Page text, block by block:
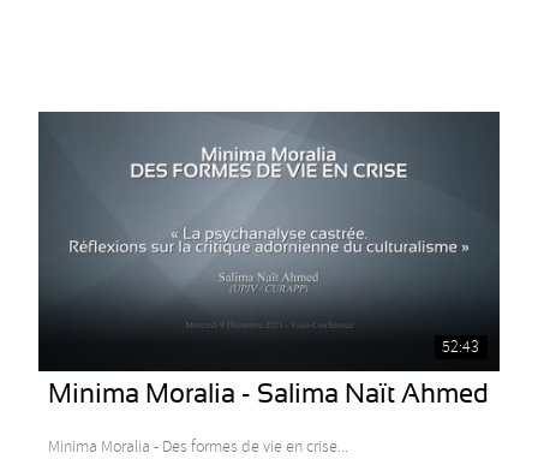
52:43
Minima Moralia - Salima Naït Ahmed
Minima Moralia - Des formes de vie en crise...